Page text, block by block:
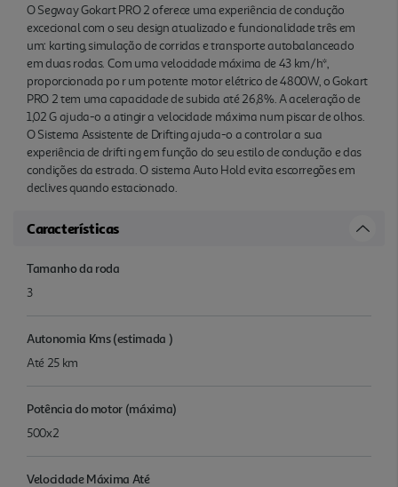
O Segway Gokart PRO 2 oferece uma experiência de condução
excecional com o seu design atualizado e funcionalidade três em
um: karting, simulação de corridas e transporte autobalanceado
em duas rodas. Com uma velocidade máxima de 43 km/h*,
proporcionada po r um potente motor elétrico de 4800W, o Gokart
PRO 2 tem uma capacidade de subida até 26,8%. A aceleração de
1,02 G ajuda-o a atingir a velocidade máxima num piscar de olhos.
O Sistema Assistente de Drifting ajuda-o a controlar a sua
experiência de drifti ng em função do seu estilo de condução e das
condições da estrada. O sistema Auto Hold evita escorregões em
declives quando estacionado.
Características
Tamanho da roda
3
Autonomia Kms (estimada )
Até 25 km
Potência do motor (máxima)
500x2
Velocidade Máxima Até